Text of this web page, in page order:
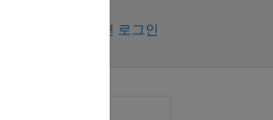
동을 팔로우하려면 로그인